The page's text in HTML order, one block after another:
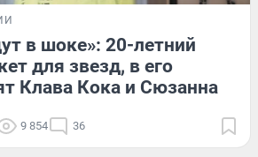
в шоке»: 20-летний
для звезд, в его
Клава Кока и Сюзанна
9 854 36